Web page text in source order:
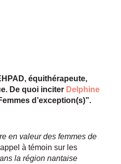
équithérapeute,
De quoi inciter Delphine
d’exception(s)”.
en valeur des femmes de
à témoin sur les
la région nantaise